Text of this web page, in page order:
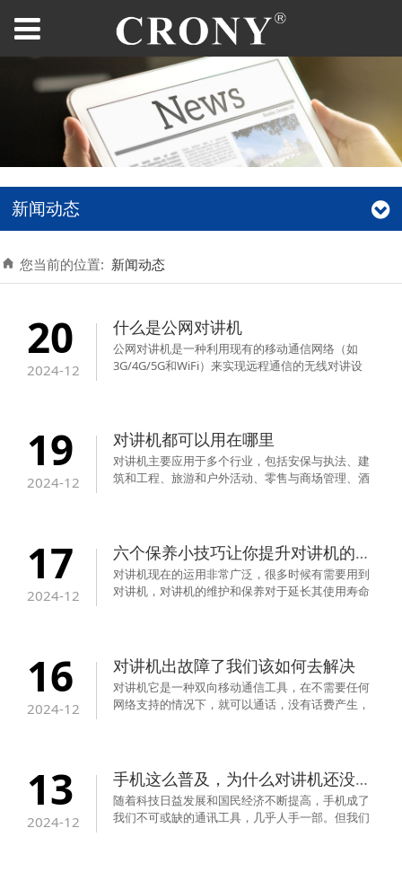
新闻动态
您当前的位置: 新闻动态
20
2024-12
什么是公网对讲机
‌公网对讲机是一种利用现有的移动通信网络（如
3G/4G/5G和WiFi）来实现远程通信的无线对讲设
19
2024-12
对讲机都可以用在哪里
对讲机主要应用于多个行业，包括安保与执法、建
筑和工程、旅游和户外活动、零售与商场管理、酒
17
2024-12
六个保养小技巧让你提升对讲机的使用寿命
对讲机现在的运用非常广泛，很多时候有需要用到
对讲机，对讲机的维护和保养对于延长其使用寿命
16
2024-12
对讲机出故障了我们该如何去解决
对讲机它是一种双向移动通信工具，在不需要任何
网络支持的情况下，就可以通话，没有话费产生，
13
2024-12
手机这么普及，为什么对讲机还没被淘汰
随着科技日益发展和国民经济不断提高，手机成了
我们不可或缺的通讯工具，几乎人手一部。但我们